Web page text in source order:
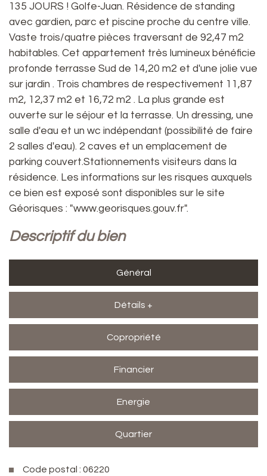
135 JOURS ! Golfe-Juan. Résidence de standing
avec gardien, parc et piscine proche du centre ville.
Vaste trois/quatre pièces traversant de 92,47 m2
habitables. Cet appartement très lumineux bénéficie
profonde terrasse Sud de 14,20 m2 et d'une jolie vue
sur jardin . Trois chambres de respectivement 11,87
m2, 12,37 m2 et 16,72 m2 . La plus grande est
ouverte sur le séjour et la terrasse. Un dressing, une
salle d'eau et un wc indépendant (possibilité de faire
2 salles d'eau). 2 caves et un emplacement de
parking couvert.Stationnements visiteurs dans la
résidence. Les informations sur les risques auxquels
ce bien est exposé sont disponibles sur le site
Géorisques : "www.georisques.gouv.fr".
descriptif du bien
Général
Détails +
Copropriété
Financier
Energie
Quartier
Code postal : 06220